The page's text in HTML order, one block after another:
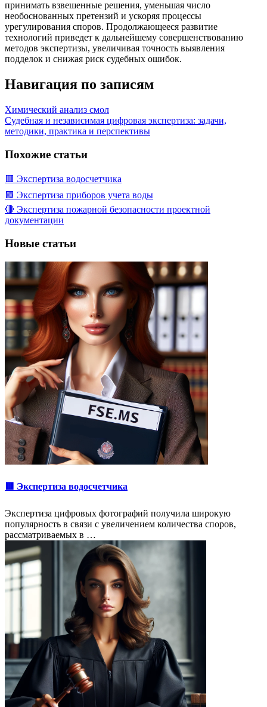
принимать взвешенные решения, уменьшая число
необоснованных претензий и ускоряя процессы
урегулирования споров. Продолжающееся развитие
технологий приведет к дальнейшему совершенствованию
методов экспертизы, увеличивая точность выявления
подделок и снижая риск судебных ошибок.
Навигация по записям
Химический анализ смол
Судебная и независимая цифровая экспертиза: задачи,
методики, практика и перспективы
Похожие статьи
🟥 Экспертиза водосчетчика
🟩 Экспертиза приборов учета воды
🔴 Экспертиза пожарной безопасности проектной
документации
Новые статьи
🟥 Экспертиза водосчетчика
Экспертиза цифровых фотографий получила широкую
популярность в связи с увеличением количества споров,
рассматриваемых в …